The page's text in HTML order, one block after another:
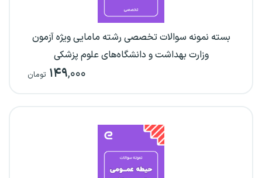
بسته نمونه سوالات تخصصی رشته مامایی ویژه آزمون
وزارت بهداشت و دانشگاه‌های علوم پزشکی
۱۴۹,۰۰۰ تومان